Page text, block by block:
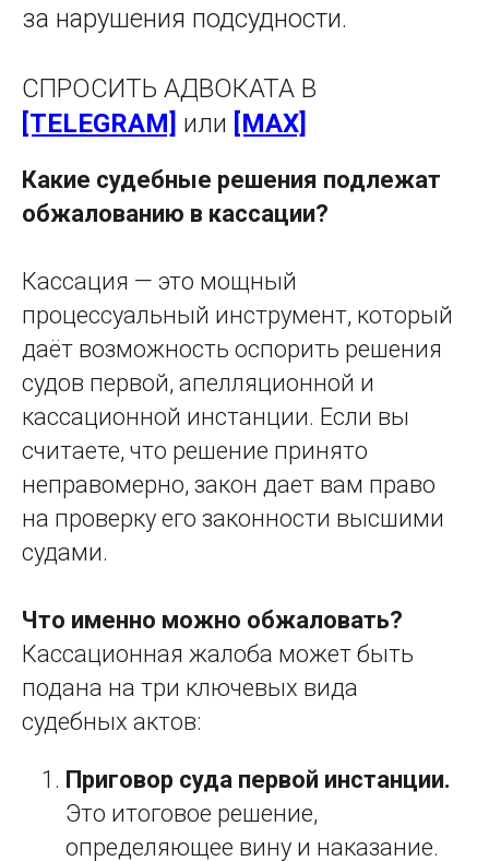
за нарушения подсудности.
СПРОСИТЬ АДВОКАТА В
[TELEGRAM] или [MAX]
Какие судебные решения подлежат
обжалованию в кассации?
Кассация — это мощный
процессуальный инструмент, который
даёт возможность оспорить решения
судов первой, апелляционной и
кассационной инстанции. Если вы
считаете, что решение принято
неправомерно, закон дает вам право
на проверку его законности высшими
судами.
Что именно можно обжаловать?
Кассационная жалоба может быть
подана на три ключевых вида
судебных актов:
Приговор суда первой инстанции.
Это итоговое решение,
определяющее вину и наказание.